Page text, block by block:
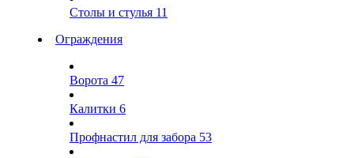
Столы и стулья 11
Ограждения
Ворота 47
Калитки 6
Профнастил для забора 53